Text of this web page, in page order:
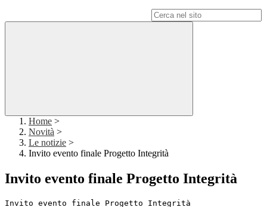
Home >
Novità >
Le notizie >
Invito evento finale Progetto Integrità
Invito evento finale Progetto Integrità
Invito evento finale Progetto Integrità